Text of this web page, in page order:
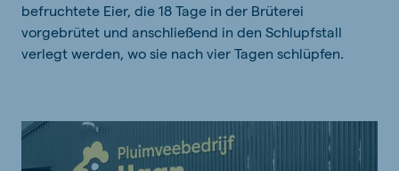
befruchtete Eier, die 18 Tage in der Brüterei
vorgebrütet und anschließend in den Schlupfstall
verlegt werden, wo sie nach vier Tagen schlüpfen.